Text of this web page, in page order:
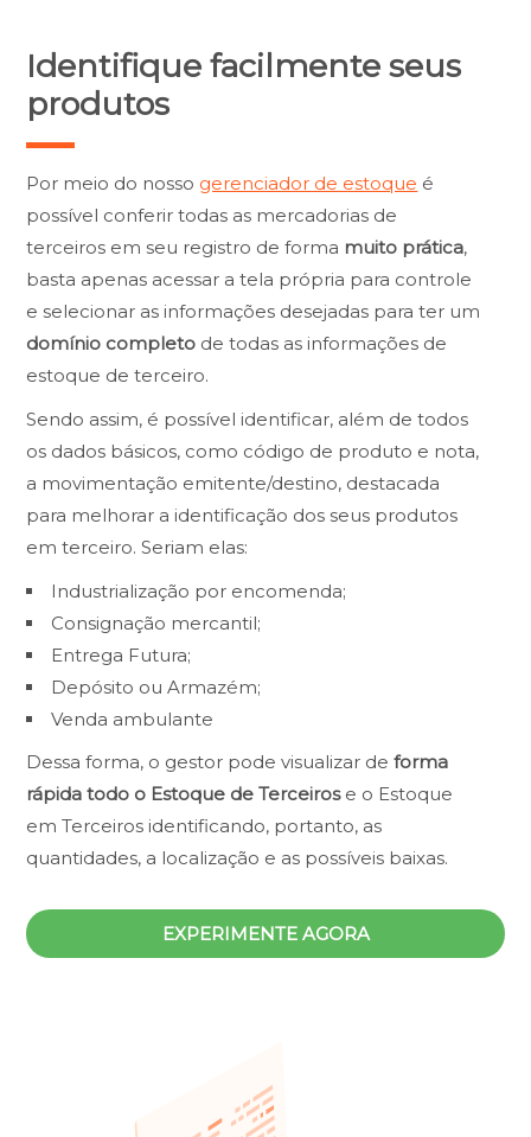
Identifique facilmente seus
produtos
Por meio do nosso gerenciador de estoque é
possível conferir todas as mercadorias de
terceiros em seu registro de forma muito prática,
basta apenas acessar a tela própria para controle
e selecionar as informações desejadas para ter um
domínio completo de todas as informações de
estoque de terceiro.
Sendo assim, é possível identificar, além de todos
os dados básicos, como código de produto e nota,
a movimentação emitente/destino, destacada
para melhorar a identificação dos seus produtos
em terceiro. Seriam elas:
Industrialização por encomenda;
Consignação mercantil;
Entrega Futura;
Depósito ou Armazém;
Venda ambulante
Dessa forma, o gestor pode visualizar deforma
rápida todo o Estoque de Terceirose o Estoque
em Terceiros identificando, portanto, as
quantidades, a localização e as possíveis baixas.
EXPERIMENTE AGORA